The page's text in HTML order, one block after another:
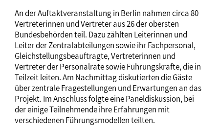
An der Auftaktveranstaltung in Berlin nahmen circa 80
Vertreterinnen und Vertreter aus 26 der obersten
Bundesbehörden teil. Dazu zählten Leiterinnen und
Leiter der Zentralabteilungen sowie ihr Fachpersonal,
Gleichstellungsbeauftragte, Vertreterinnen und
Vertreter der Personalräte sowie Führungskräfte, die in
Teilzeit leiten. Am Nachmittag diskutierten die Gäste
über zentrale Fragestellungen und Erwartungen an das
Projekt. Im Anschluss folgte eine Paneldiskussion, bei
der einige Teilnehmende ihre Erfahrungen mit
verschiedenen Führungsmodellen teilten.